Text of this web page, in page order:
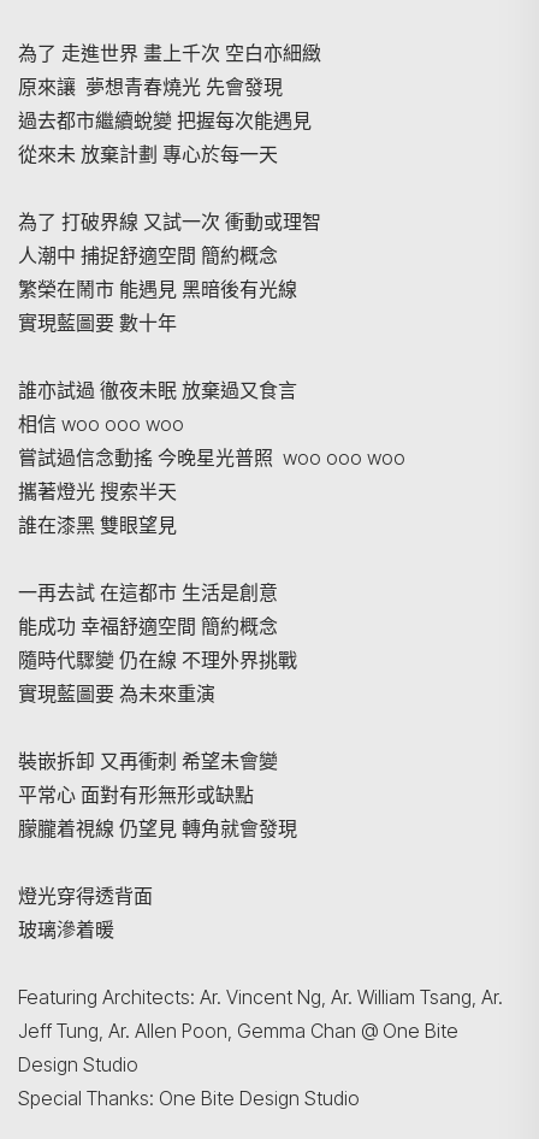
為了 走進世界 畫上千次 空白亦細緻
原來讓 夢想青春燒光 先會發現
過去都市繼續蛻變 把握每次能遇見
從來未 放棄計劃 專心於每一天
為了 打破界線 又試一次 衝動或理智
人潮中 捕捉舒適空間 簡約概念
繁榮在鬧市 能遇見 黑暗後有光線
實現藍圖要 數十年
誰亦試過 徹夜未眠 放棄過又食言
相信 woo ooo woo
嘗試過信念動搖 今晚星光普照 woo ooo woo
攜著燈光 搜索半天
誰在漆黑 雙眼望見
一再去試 在這都市 生活是創意
能成功 幸福舒適空間 簡約概念
隨時代驟變 仍在線 不理外界挑戰
實現藍圖要 為未來重演
裝嵌拆卸 又再衝刺 希望未會變
平常心 面對有形無形或缺點
朦朧着視線 仍望見 轉角就會發現
燈光穿得透背面
玻璃滲着暖
Featuring Architects: Ar. Vincent Ng, Ar. William Tsang, Ar.
Jeff Tung, Ar. Allen Poon, Gemma Chan @ One Bite
Design Studio
Special Thanks: One Bite Design Studio